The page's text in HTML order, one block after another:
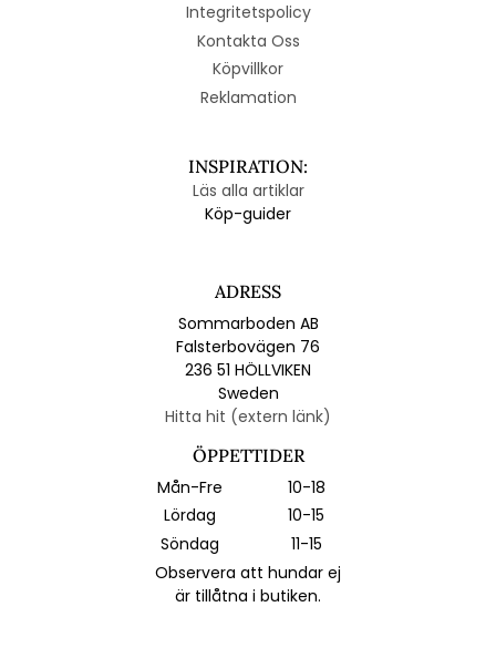
Integritetspolicy
Kontakta Oss
Köpvillkor
Reklamation
INSPIRATION:
Läs alla artiklar
Köp-guider
ADRESS
Sommarboden AB
Falsterbovägen 76
236 51 HÖLLVIKEN
Sweden
Hitta hit (extern länk)
ÖPPETTIDER
Mån-Fre
10-18
Lördag
10-15
Söndag
11-15
Observera att hundar ej
är tillåtna i butiken.